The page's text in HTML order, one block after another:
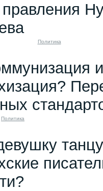
Политика
Политика